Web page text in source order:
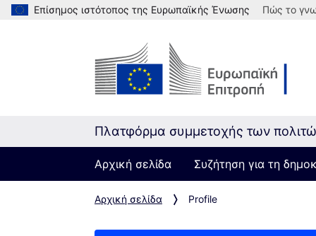
Επίσημος ιστότοπος της Ευρωπαϊκής Ένωσης Πώς το
Πλατφόρμα συμμετοχής των
Αρχική σελίδα Συζήτηση για τη
Αρχική σελίδα Profile